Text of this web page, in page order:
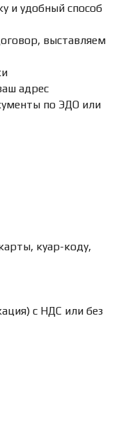
и удобный способ
выставляем
адрес
по ЭДО или
куар-коду,
с НДС или без